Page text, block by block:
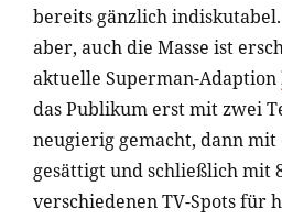
bereits gänzlich
aber, auch die Masse ist
aktuelle Superman-Adaption
das Publikum erst mit zwei
neugierig gemacht, dann
gesättigt und schließlich mit
verschiedenen TV-Spots